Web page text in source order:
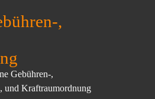
,
Gebühren-,
und Kraftraumordnung